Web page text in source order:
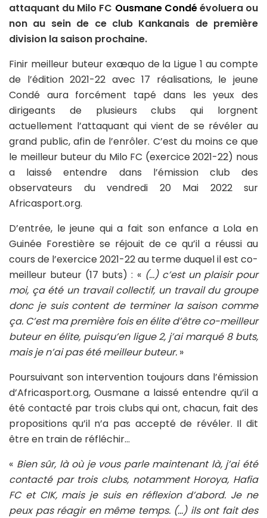
attaquant du Milo FC Ousmane Condéévoluera ou
non au sein de ce club Kankanais de première
division la saison prochaine.
Finir meilleur buteur exæquo de la Ligue 1 au compte
de l’édition 2021-22 avec 17 réalisations, le jeune
Condé aura forcément tapé dans les yeux des
dirigeants de plusieurs clubs qui lorgnent
actuellement l’attaquant qui vient de se révéler au
grand public, afin de l’enrôler. C’est du moins ce que
le meilleur buteur du Milo FC (exercice 2021-22) nous
a laissé entendre dans l’émission club des
observateurs du vendredi 20 Mai 2022 sur
Africasport.org.
D’entrée, le jeune qui a fait son enfance a Lola en
Guinée Forestière se réjouit de ce qu’il a réussi au
cours de l’exercice 2021-22 au terme duquel il est co-
meilleur buteur (17 buts) : « (…) c’est un plaisir pour
moi, ça été un travail collectif, un travail du groupe
donc je suis content de terminer la saison comme
ça. C’est ma première fois en élite d’être co-meilleur
buteur en élite, puisqu’en ligue 2, j’ai marqué 8 buts,
mais je n’ai pas été meilleur buteur. »
Poursuivant son intervention toujours dans l’émission
d’Africasport.org, Ousmane a laissé entendre qu’il a
été contacté par trois clubs qui ont, chacun, fait des
propositions qu’il n’a pas accepté de révéler. Il dit
être en train de réfléchir…
« Bien sûr, là où je vous parle maintenant là, j’ai été
contacté par trois clubs, notamment Horoya, Hafia
FC et CIK, mais je suis en réflexion d’abord. Je ne
peux pas réagir en même temps. (…) ils ont fait des